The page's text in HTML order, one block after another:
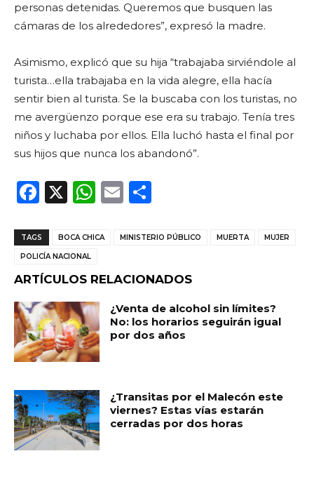
personas detenidas. Queremos que busquen las
cámaras de los alrededores”, expresó la madre.
Asimismo, explicó que su hija “trabajaba sirviéndole al
turista…ella trabajaba en la vida alegre, ella hacía
sentir bien al turista. Se la buscaba con los turistas, no
me avergüenzo porque ese era su trabajo. Tenía tres
niños y luchaba por ellos. Ella luchó hasta el final por
sus hijos que nunca los abandonó”.
F
c
e
b
o
o
k
X
W
a
A
p
p
E
ai m
ar
ti
r
TAGS BOCA CHICA MINISTERIO PÚBLICO MUERTA MUJER
POLICÍA NACIONAL
ARTÍCULOS RELACIONADOS
¿Venta de alcohol sin límites?
No: los horarios seguirán igual
por dos años
¿Transitas por el Malecón este
viernes? Estas vías estarán
cerradas por dos horas